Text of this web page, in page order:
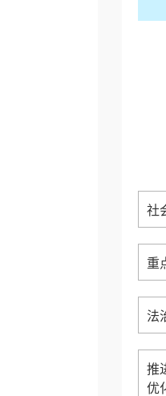
社
重
法
推
优